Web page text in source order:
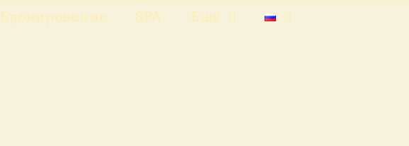
Бронирование SPA Ещё